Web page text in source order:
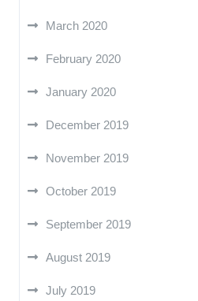
March 2020
February 2020
January 2020
December 2019
November 2019
October 2019
September 2019
August 2019
July 2019